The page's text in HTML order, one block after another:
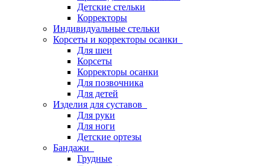
Детские стельки
Корректоры
Индивидуальные стельки
Корсеты и корректоры осанки
Для шеи
Корсеты
Корректоры осанки
Для позвочника
Для детей
Изделия для суставов
Для руки
Для ноги
Детские ортезы
Бандажи
Грудные